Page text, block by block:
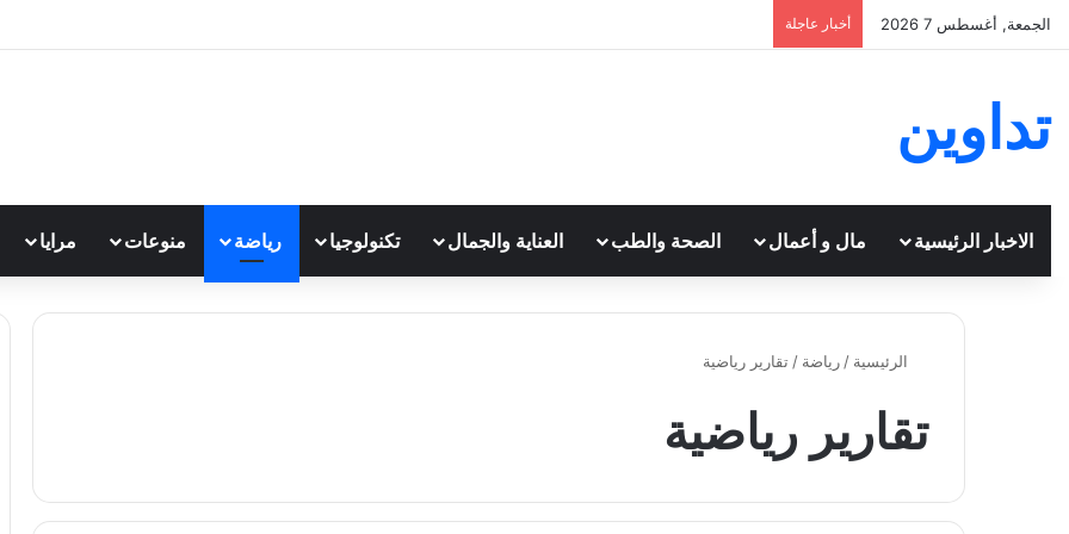
الجمعة, أغسطس 7 2026 أخبار عاجلة
تداوين
الاخبار الرئيسية مال و أعمال الصحة والطب العناية والجمال تكنولوجيا رياضة منوعات مرايا
الرئيسية / رياضة / تقارير رياضية
تقارير رياضية